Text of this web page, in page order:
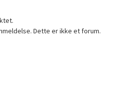
Dette er ikke et forum.